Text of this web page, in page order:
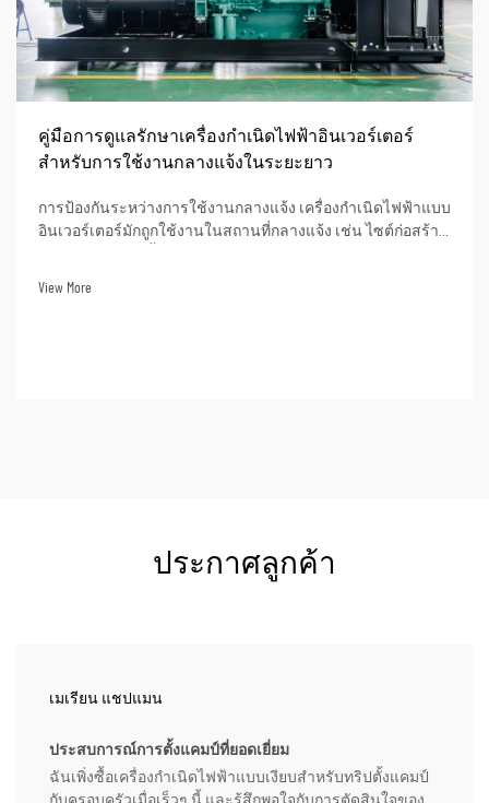
คู่มือการดูแลรักษาเครื่องกำเนิดไฟฟ้าอินเวอร์เตอร์
สำหรับการใช้งานกลางแจ้งในระยะยาว
การป้องกันระหว่างการใช้งานกลางแจ้ง เครื่องกำเนิดไฟฟ้าแบบ
อินเวอร์เตอร์มักถูกใช้งานในสถานที่กลางแจ้ง เช่น ไซต์ก่อสร้าง
View More
ประกาศลูกค้า
เมเรียน แชปแมน
ประสบการณ์การตั้งแคมป์ที่ยอดเยี่ยม
ฉันเพิ่งซื้อเครื่องกำเนิดไฟฟ้าแบบเงียบสำหรับทริปตั้งแคมป์